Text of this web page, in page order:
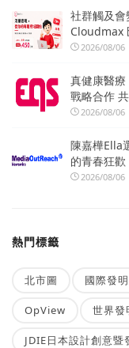
社群觸及會
Cloudmax
2026/08/06
真健康醫
戰略合作
2026/08/06
陳嘉樺Ella
的青春狂歡
2026/08/06
熱門標籤
北市圖 國際發
OpView 世界發
JDIE日本設計創意暨